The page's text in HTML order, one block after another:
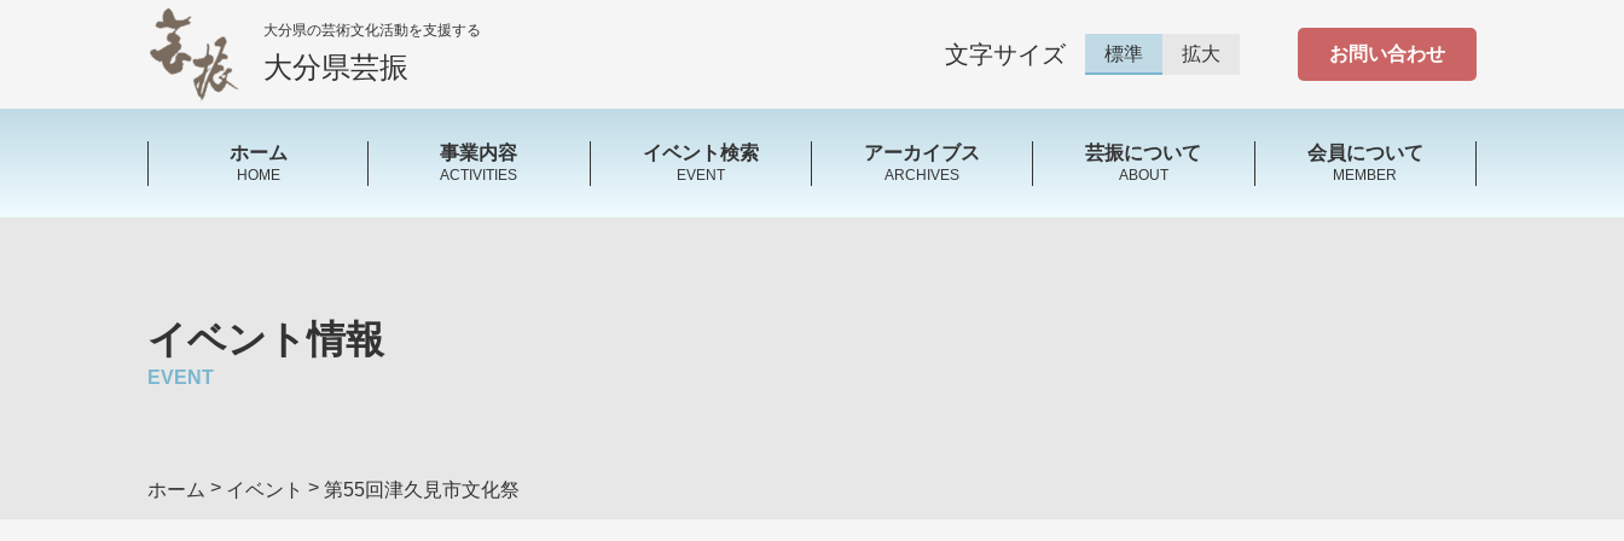
大分県の芸術文化活動を支援する
大分県芸振 文字サイズ 標準 拡大 お問い合わせ
ホーム
HOME
事業内容
ACTIVITIES
イベント検索
EVENT
アーカイブス
ARCHIVES
芸振について
ABOUT
会員について
MEMBER
イベント情報
EVENT
ホーム > イベント > 第55回津久見市文化祭